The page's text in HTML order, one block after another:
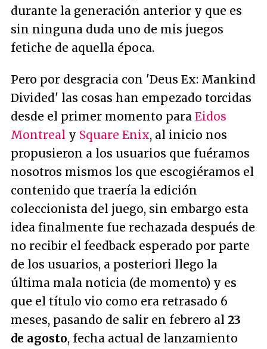
durante la generación anterior y que es
sin ninguna duda uno de mis juegos
fetiche de aquella época.
Pero por desgracia con 'Deus Ex: Mankind
Divided' las cosas han empezado torcidas
desde el primer momento para Eidos
Montreal y Square Enix, al inicio nos
propusieron a los usuarios que fuéramos
nosotros mismos los que escogiéramos el
contenido que traería la edición
coleccionista del juego, sin embargo esta
idea finalmente fue rechazada después de
no recibir el feedback esperado por parte
de los usuarios, a posteriori llego la
última mala noticia (de momento) y es
que el título vio como era retrasado 6
meses, pasando de salir en febrero al 23
de agosto, fecha actual de lanzamiento